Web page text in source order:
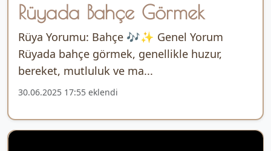
Rüyada Bahçe Görmek
Rüya Yorumu: Bahçe 🎶✨ Genel Yorum
Rüyada bahçe görmek, genellikle huzur,
bereket, mutluluk ve ma...
30.06.2025 17:55 eklendi